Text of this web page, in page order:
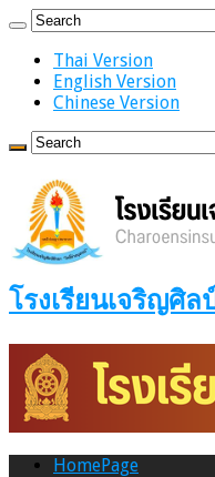
Thai Version
English Version
Chinese Version
โรงเรียนเจริญศิ
HomePage